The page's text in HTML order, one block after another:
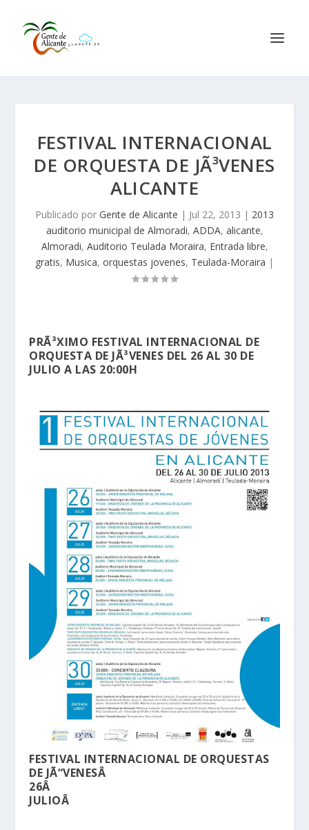
FESTIVAL INTERNACIONAL
DE ORQUESTA DE JÃ³VENES
ALICANTE
Publicado por Gente de Alicante | Jul 22, 2013 | 2013
auditorio municipal de Almoradi, ADDA, alicante,
Almoradi, Auditorio Teulada Moraira, Entrada libre,
gratis, Musica, orquestas jovenes, Teulada-Moraira |
PRÃ³XIMO FESTIVAL INTERNACIONAL DE
ORQUESTA DE JÃ³VENES DEL 26 AL 30 DE
JULIO A LAS 20:00H
FESTIVAL INTERNACIONAL DE ORQUESTAS
DE JÃ“VENESÂ
26Â
JULIOÂ